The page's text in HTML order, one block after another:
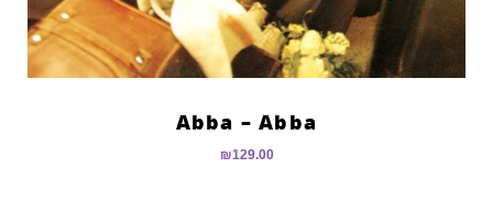
Abba – Abba
₪129.00